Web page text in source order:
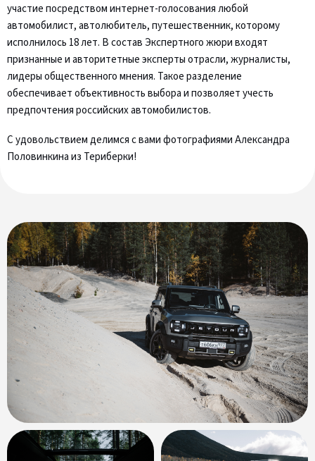
участие посредством интернет-голосования любой
автомобилист, автолюбитель, путешественник, которому
исполнилось 18 лет. В состав Экспертного жюри входят
признанные и авторитетные эксперты отрасли, журналисты,
лидеры общественного мнения. Такое разделение
обеспечивает объективность выбора и позволяет учесть
предпочтения российских автомобилистов.
С удовольствием делимся с вами фотографиями Александра
Половинкина из Териберки!